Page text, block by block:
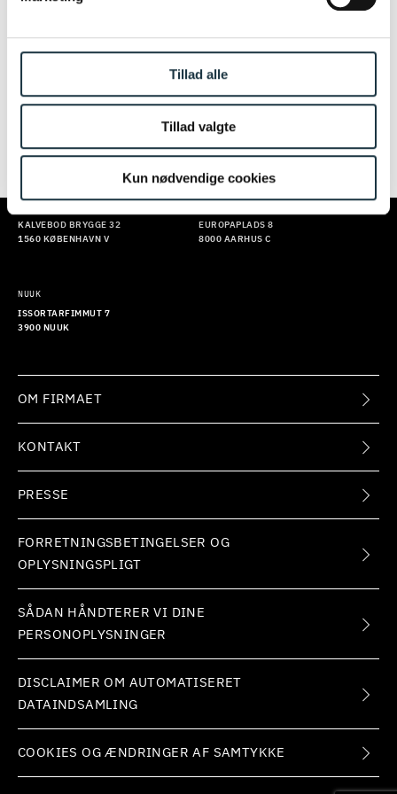
Tillad alle
Tillad valgte
Kun nødvendige cookies
Du kan ikke tilmelde dig vores nyhedsbrev lige nu. Prøv
TILMELD
KALVEBOD BRYGGE 32
1560 KØBENHAVN V
EUROPAPLADS 8
8000 AARHUS C
NUUK
ISSORTARFIMMUT 7
3900 NUUK
OM FIRMAET
KONTAKT
PRESSE
FORRETNINGSBETINGELSER OG
OPLYSNINGSPLIGT
SÅDAN HÅNDTERER VI DINE
PERSONOPLYSNINGER
DISCLAIMER OM AUTOMATISERET
DATAINDSAMLING
COOKIES OG ÆNDRINGER AF SAMTYKKE